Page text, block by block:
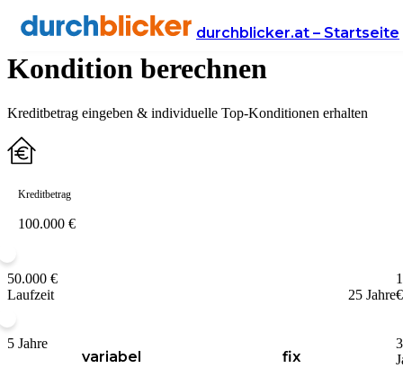
durchblicker.at – Startseite
Kreditcheck: jetzt Top-
Kondition berechnen
Kreditbetrag eingeben & individuelle Top-Konditionen erhalten
Kreditbetrag
50.000 €
€
Laufzeit 25 Jahre
5 Jahre
variabel fix